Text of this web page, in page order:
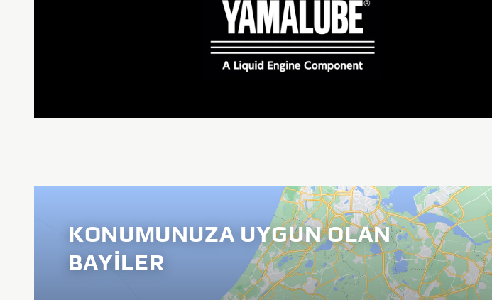
KONUMUNUZA UYGUN OLAN
BAYILER